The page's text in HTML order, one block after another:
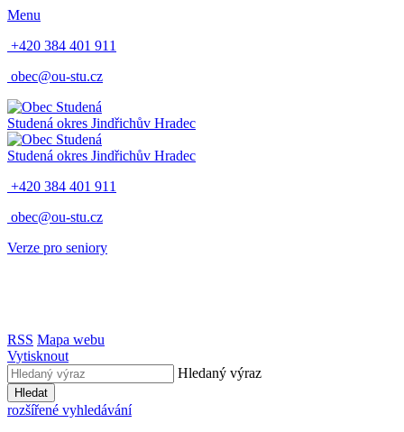
Menu
+420 384 401 911
obec@ou-stu.cz
Studená okres Jindřichův Hradec
Studená okres Jindřichův Hradec
+420 384 401 911
obec@ou-stu.cz
Verze pro seniory
RSS Mapa webu
Vytisknout
Hledaný výraz
Hledat
rozšířené vyhledávání